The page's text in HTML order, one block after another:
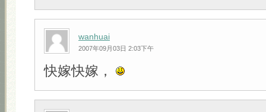
wanhuai
2007年09月03日 2:03下午
快嫁快嫁，